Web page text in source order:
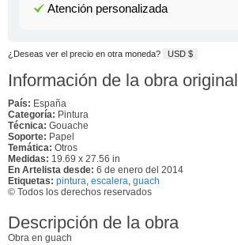
Atención personalizada
¿Deseas ver el precio en otra moneda? USD $
Información de la obra original
País: España
Categoría: Pintura
Técnica: Gouache
Soporte: Papel
Temática: Otros
Medidas: 19.69 x 27.56 in
En Artelista desde: 6 de enero del 2014
Etiquetas: pintura, escalera, guach
© Todos los derechos reservados
Descripción de la obra
Obra en guach